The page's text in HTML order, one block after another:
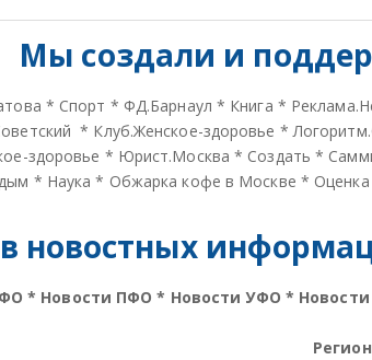
Мы создали и
* Спорт * ФД.Барнаул * Книга *
* Клуб.Женское-здоровье *
здоровье * Юрист.Москва * Создать *
* Наука * Обжарка кофе в Москве *
в новостных
* Новости ПФО * Новости УФО *